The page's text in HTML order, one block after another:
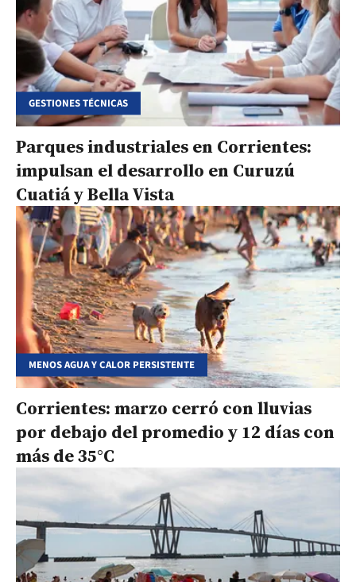
GESTIONES TÉCNICAS
Parques industriales en Corrientes:
impulsan el desarrollo en Curuzú
Cuatiá y Bella Vista
MENOS AGUA Y CALOR PERSISTENTE
Corrientes: marzo cerró con lluvias
por debajo del promedio y 12 días con
más de 35°C